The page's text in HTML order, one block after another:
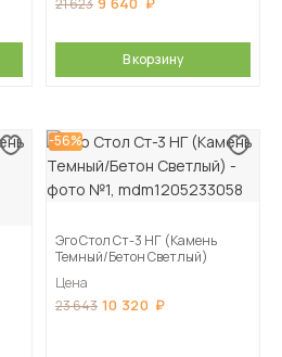
21 623
В корзину
-56%
Эго Стол Ст-3 НГ (Камень
Темный/Бетон Светлый)
Цена
23 643 10 320